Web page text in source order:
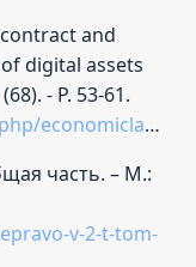
and
digital assets
- P. 53-61.
article/view/1109
часть. – М.:
v-2-t-tom-